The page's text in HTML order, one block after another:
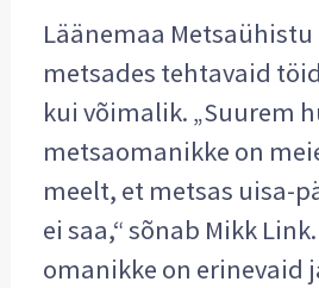
Läänemaa
metsades tehtavaid
kui võimalik. „Suurem
metsaomanikke on
meelt, et metsas uisa-
ei saa,“ sõnab Mikk
omanikke on erinevaid